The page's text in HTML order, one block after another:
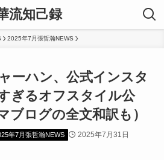
流知己録
2025年7月張哲瀚NEWS
ーハン、公式インスタ
ぎるオフスタイル公
ブログの全文和訳も）
年7月張哲瀚NEWS 2025年7月31日